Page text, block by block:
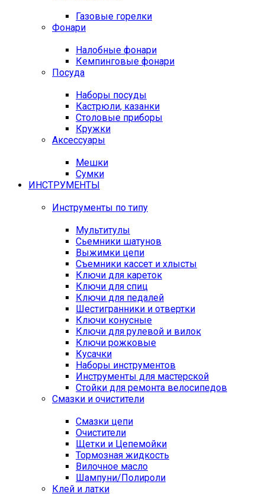
Газовые горелки
Фонари
Налобные фонари
Кемпинговые фонари
Посуда
Наборы посуды
Кастрюли, казанки
Столовые приборы
Кружки
Аксессуары
Мешки
Сумки
ИНСТРУМЕНТЫ
Инструменты по типу
Мультитулы
Сьемники шатунов
Выжимки цепи
Съемники кассет и хлысты
Ключи для кареток
Ключи для спиц
Ключи для педалей
Шестигранники и отвертки
Ключи конусные
Ключи для рулевой и вилок
Ключи рожковые
Кусачки
Наборы инструментов
Инструменты для мастерской
Стойки для ремонта велосипедов
Смазки и очистители
Смазки цепи
Очистители
Щетки и Цепемойки
Тормозная жидкость
Вилочное масло
Шампуни/Полироли
Клей и латки